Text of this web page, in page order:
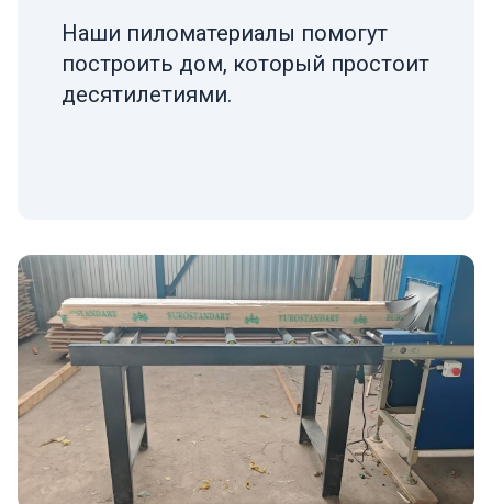
Наши пиломатериалы помогут
построить дом, который простоит
десятилетиями.